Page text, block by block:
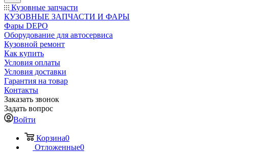
Кузовные запчасти
КУЗОВНЫЕ ЗАПЧАСТИ И ФАРЫ
Фары DEPO
Оборудование для автосервиса
Кузовной ремонт
Как купить
Условия оплаты
Условия доставки
Гарантия на товар
Контакты
Заказать звонок
Задать вопрос
Войти
Корзина0
Отложенные0